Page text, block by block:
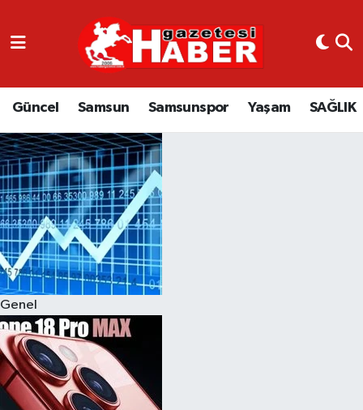
Güncel Samsun Samsunspor Yaşam SAĞLIK
Genel
GÜNCEL
SAMSUN
SAMSUNSPOR
EKONOMİ
YAŞAM